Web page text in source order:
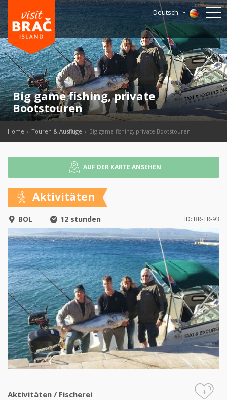
Deutsch
Big game fishing, private
Bootstouren
Home Touren & Ausflüge Big game fishing, private Bootstouren
AUF DER KARTE ANSEHEN
Aktivitäten
BOL 12 stunden ID: BR-TR-93
Aktivitäten / Fischerei +